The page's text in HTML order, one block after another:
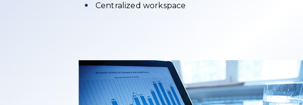
Centralized workspace